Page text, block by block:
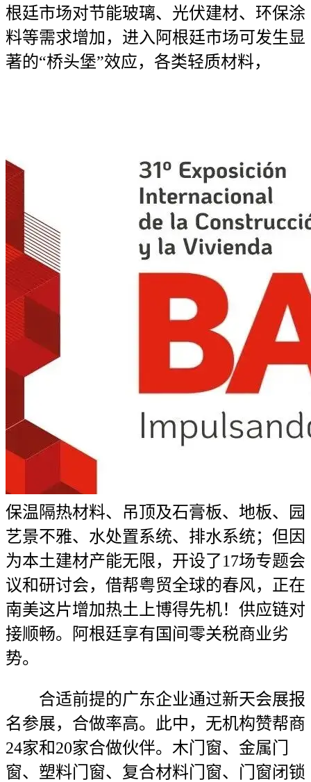
根廷市场对节能玻璃、光伏建材、环保涂
料等需求增加，进入阿根廷市场可发生显
著的“桥头堡”效应，各类轻质材料，
保温隔热材料、吊顶及石膏板、地板、园
艺景不雅、水处置系统、排水系统；但因
为本土建材产能无限，开设了17场专题会
议和研讨会，借帮粤贸全球的春风，正在
南美这片增加热土上博得先机！供应链对
接顺畅。阿根廷享有国间零关税商业劣
势。
合适前提的广东企业通过新天会展报
名参展，合做率高。此中，无机构赞帮商
24家和20家合做伙伴。木门窗、金属门
窗、塑料门窗、复合材料门窗、门窗闭锁